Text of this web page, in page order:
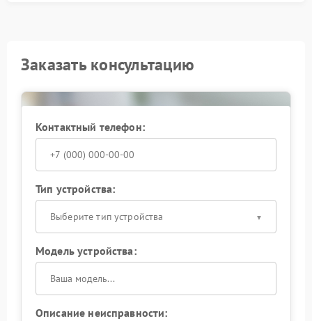
Заказать консультацию
Контактный телефон:
Тип устройства:
Выберите тип устройства
Модель устройства:
Описание неисправности: